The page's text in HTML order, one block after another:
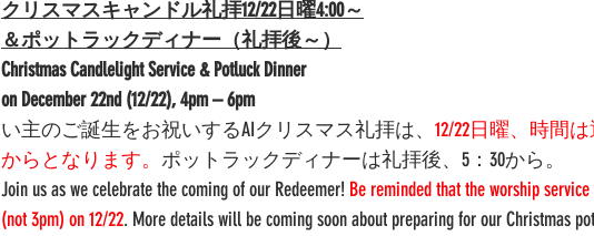
クリスマスキャンドル礼拝12/22日曜4:00～
＆ポットラックディナー（礼拝後～）
Christmas Candlelight Service & Potluck Dinner
on December 22nd (12/22), 4pm – 6pm
い主のご誕生をお祝いするAIクリスマス礼拝は、 12/22日曜、時間
からとなります。 ポットラックディナーは礼拝後、5：30から。
Join us as we celebrate the coming of our Redeemer! Be reminded that the worship
(not 3pm) on 12/22. More details will be coming soon about preparing for our Christmas